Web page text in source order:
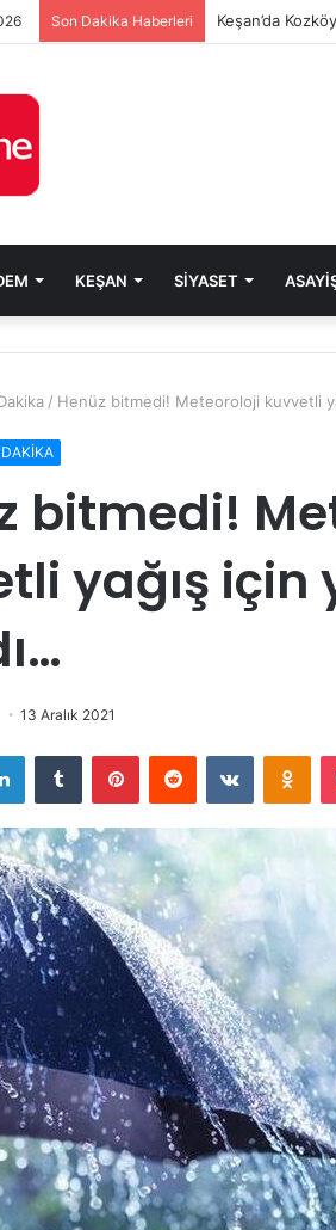
Son Dakika Haberleri Keşan’da
KEŞAN SIYASET
/ Henüz bitmedi! Meteoroloji kuvvetli
bitmedi!
yağış için
13 Aralık 2021
LinkedInTumblr PinterestReddit VKontakte